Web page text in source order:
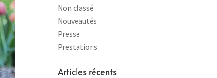
Non classé
Nouveautés
Presse
Prestations
Articles récents